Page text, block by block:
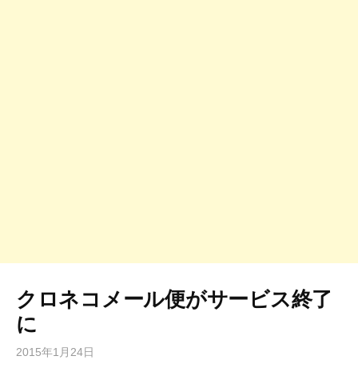
クロネコメール便がサービス終了
に
2015年1月24日